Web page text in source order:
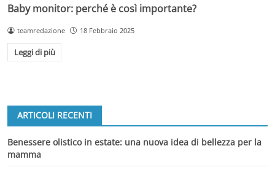
Baby monitor: perché è così importante?
teamredazione 18 Febbraio 2025
Leggi di più
ARTICOLI RECENTI
Benessere olistico in estate: una nuova idea di bellezza per la
mamma